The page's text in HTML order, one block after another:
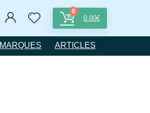
0
0.00€
MARQUES ARTICLES